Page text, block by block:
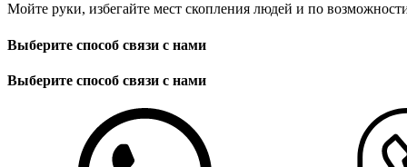
Мойте руки, избегайте мест скопления людей и по
Выберите способ связи с нами
Выберите способ связи с нами